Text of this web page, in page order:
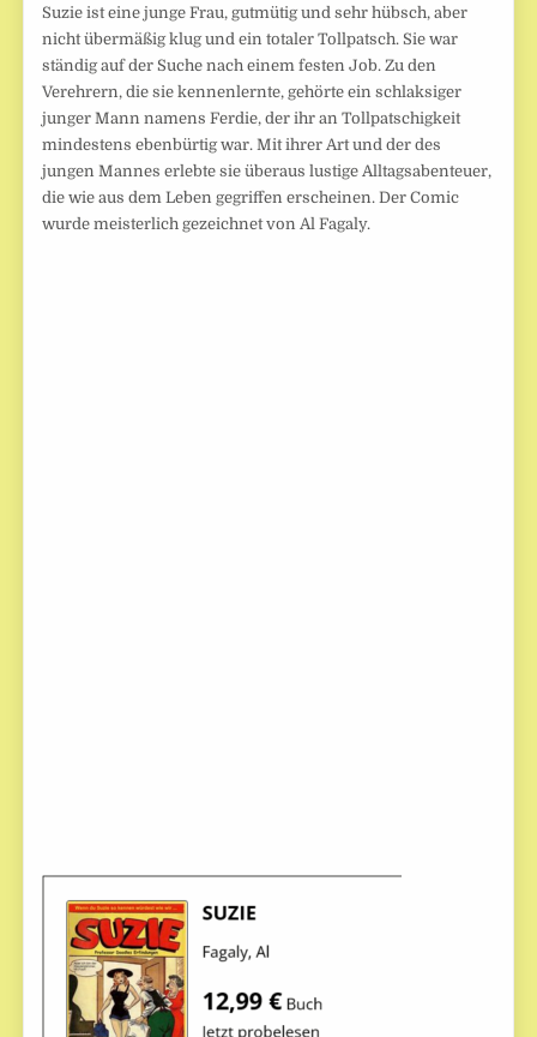
Suzie ist eine junge Frau, gutmütig und sehr hübsch, aber
nicht übermäßig klug und ein totaler Tollpatsch. Sie war
ständig auf der Suche nach einem festen Job. Zu den
Verehrern, die sie kennenlernte, gehörte ein schlaksiger
junger Mann namens Ferdie, der ihr an Tollpatschigkeit
mindestens ebenbürtig war. Mit ihrer Art und der des
jungen Mannes erlebte sie überaus lustige Alltagsabenteuer,
die wie aus dem Leben gegriffen erscheinen. Der Comic
wurde meisterlich gezeichnet von Al Fagaly.